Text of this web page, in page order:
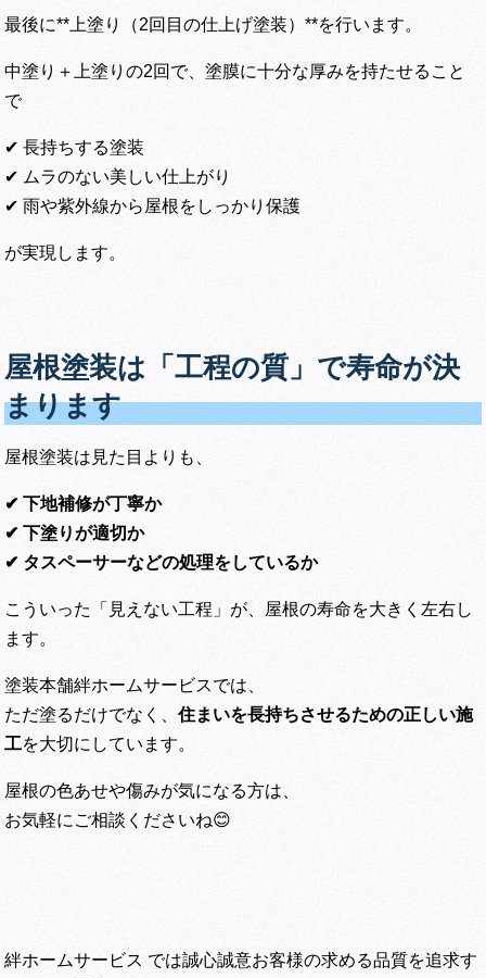
最後に**上塗り（2回目の仕上げ塗装）**を行います。
中塗り＋上塗りの2回で、塗膜に十分な厚みを持たせること
で
✔ 長持ちする塗装
✔ ムラのない美しい仕上がり
✔ 雨や紫外線から屋根をしっかり保護
が実現します。
屋根塗装は「工程の質」で寿命が決
まります
屋根塗装は見た目よりも、
✔ 下地補修が丁寧か
✔ 下塗りが適切か
✔ タスペーサーなどの処理をしているか
こういった「見えない工程」が、屋根の寿命を大きく左右し
ます。
塗装本舗絆ホームサービスでは、
ただ塗るだけでなく、住まいを長持ちさせるための正しい施
工を大切にしています。
屋根の色あせや傷みが気になる方は、
お気軽にご相談くださいね😊
絆ホームサービス では誠心誠意お客様の求める品質を追求す